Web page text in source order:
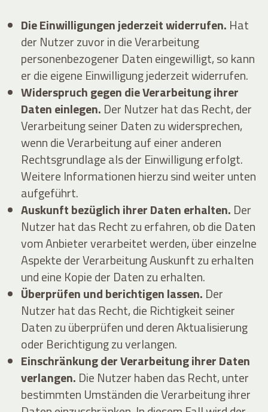
Die Einwilligungen jederzeit widerrufen. Hat
der Nutzer zuvor in die Verarbeitung
personenbezogener Daten eingewilligt, so kann
er die eigene Einwilligung jederzeit widerrufen.
Widerspruch gegen die Verarbeitung ihrer
Daten einlegen. Der Nutzer hat das Recht, der
Verarbeitung seiner Daten zu widersprechen,
wenn die Verarbeitung auf einer anderen
Rechtsgrundlage als der Einwilligung erfolgt.
Weitere Informationen hierzu sind weiter unten
aufgeführt.
Auskunft bezüglich ihrer Daten erhalten. Der
Nutzer hat das Recht zu erfahren, ob die Daten
vom Anbieter verarbeitet werden, über einzelne
Aspekte der Verarbeitung Auskunft zu erhalten
und eine Kopie der Daten zu erhalten.
Überprüfen und berichtigen lassen. Der
Nutzer hat das Recht, die Richtigkeit seiner
Daten zu überprüfen und deren Aktualisierung
oder Berichtigung zu verlangen.
Einschränkung der Verarbeitung ihrer Daten
verlangen. Die Nutzer haben das Recht, unter
bestimmten Umständen die Verarbeitung ihrer